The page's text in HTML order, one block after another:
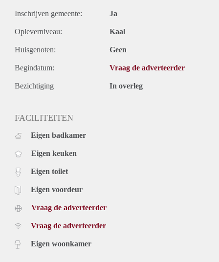
Inschrijven gemeente: Ja
Opleverniveau: Kaal
Huisgenoten: Geen
Begindatum: Vraag de adverteerder
Bezichtiging In overleg
FACILITEITEN
Eigen badkamer
Eigen keuken
Eigen toilet
Eigen voordeur
Vraag de adverteerder
Vraag de adverteerder
Eigen woonkamer